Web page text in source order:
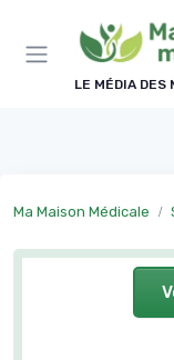
LE MÉDIA DES
Ma Maison Médicale